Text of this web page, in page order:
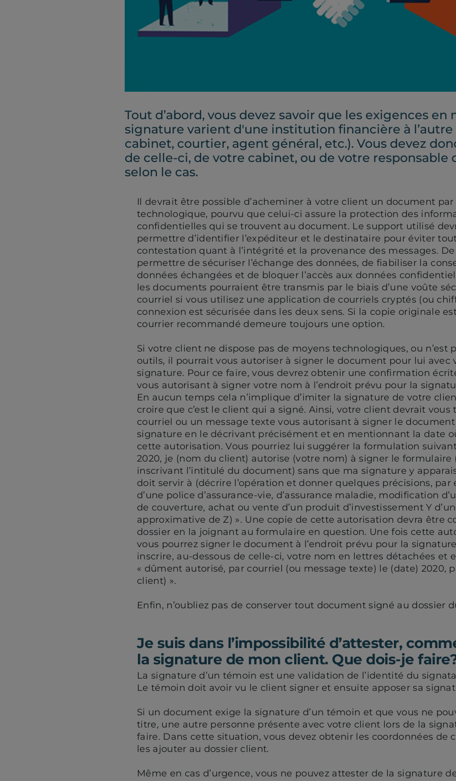
Tout d’abord, vous devez savoir que les exigences en
signature varient d'une institution financière à l’autre
cabinet, courtier, agent général, etc.). Vous devez
de celle-ci, de votre cabinet, ou de votre responsable
selon le cas.
Il devrait être possible d’acheminer à votre client un document
technologique, pourvu que celui-ci assure la protection des
confidentielles qui se trouvent au document. Le support utilisé
permettre d’identifier l’expéditeur et le destinataire pour éviter
contestation quant à l’intégrité et la provenance des messages.
permettre de sécuriser l’échange des données, de fiabiliser la
données échangées et de bloquer l’accès aux données
les documents pourraient être transmis par le biais d’une voûte
courriel si vous utilisez une application de courriels cryptés (ou
connexion est sécurisée dans les deux sens. Si la copie originale
courrier recommandé demeure toujours une option.
Si votre client ne dispose pas de moyens technologiques, ou n’est
outils, il pourrait vous autoriser à signer le document pour lui avec
signature. Pour ce faire, vous devrez obtenir une confirmation
vous autorisant à signer votre nom à l’endroit prévu pour la
En aucun temps cela n’implique d’imiter la signature de votre
croire que c’est le client qui a signé. Ainsi, votre client devrait
courriel ou un message texte vous autorisant à signer le
signature en le décrivant précisément et en mentionnant la date
cette autorisation. Vous pourriez lui suggérer la formulation
2020, je (nom du client) autorise (votre nom) à signer le formulaire
inscrivant l’intitulé du document) sans que ma signature y
doit servir à (décrire l’opération et donner quelques précisions, par
d’une police d’assurance-vie, d’assurance maladie, modification
de couverture, achat ou vente d’un produit d’investissement Y
approximative de Z) ». Une copie de cette autorisation devra être
dossier en la joignant au formulaire en question. Une fois cette
vous pourrez signer le document à l’endroit prévu pour la
inscrire, au-dessous de celle-ci, votre nom en lettres détachées et
« dûment autorisé, par courriel (ou message texte) le (date) 2020,
client) ».
Enfin, n’oubliez pas de conserver tout document signé au dossier
Je suis dans l’impossibilité d’attester,
la signature de mon client. Que dois-je
La signature d’un témoin est une validation de l’identité du
Le témoin doit avoir vu le client signer et ensuite apposer sa
Si un document exige la signature d’un témoin et que vous ne
titre, une autre personne présente avec votre client lors de la
faire. Dans cette situation, vous devez obtenir les coordonnées de
les ajouter au dossier client.
Même en cas d’urgence, vous ne pouvez attester de la signature